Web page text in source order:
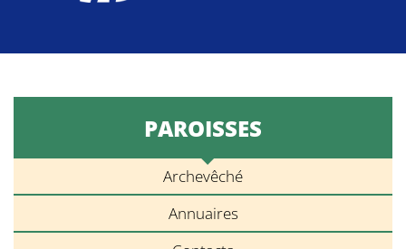
PAROISSES
Archevêché
Annuaires